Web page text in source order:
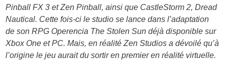
Pinball FX 3 et Zen Pinball, ainsi que CastleStorm 2, Dread
Nautical. Cette fois-ci le studio se lance dans l’adaptation
de son RPG Operencia The Stolen Sun déjà disponible sur
Xbox One et PC. Mais, en réalité Zen Studios a dévoilé qu’à
l’origine le jeu aurait du sortir en premier en réalité virtuelle.